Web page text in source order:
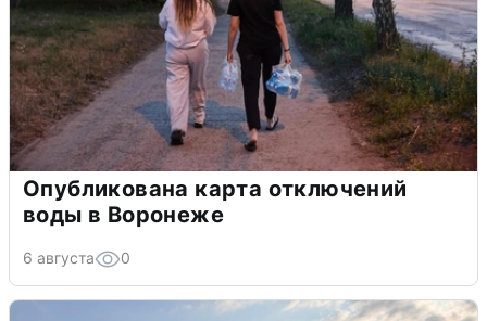
Опубликована карта отключений
воды в Воронеже
6 августа 0